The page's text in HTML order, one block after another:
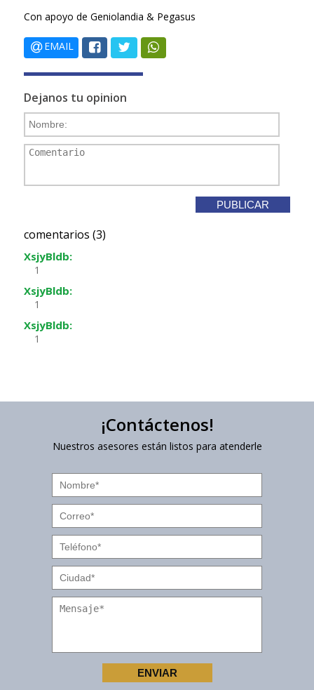
Con apoyo de Geniolandia & Pegasus
EMAIL
Dejanos tu opinion
comentarios (3)
XsjyBldb:
1
XsjyBldb:
1
XsjyBldb:
1
¡Contáctenos!
Nuestros asesores están listos para atenderle